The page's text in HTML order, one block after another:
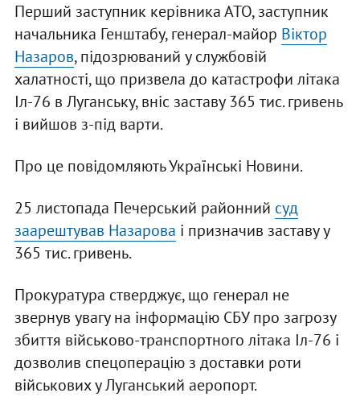
Перший заступник керівника АТО, заступник
начальника Генштабу, генерал-майор Віктор
Назаров, підозрюваний у службовій
халатності, що призвела до катастрофи літака
Іл-76 в Луганську, вніс заставу 365 тис. гривень
і вийшов з-під варти.
Про це повідомляють Українські Новини.
25 листопада Печерський районний суд
заарештував Назарова і призначив заставу у
365 тис. гривень.
Прокуратура стверджує, що генерал не
звернув увагу на інформацію СБУ про загрозу
збиття військово-транспортного літака Іл-76 і
дозволив спецоперацію з доставки роти
військових у Луганський аеропорт.